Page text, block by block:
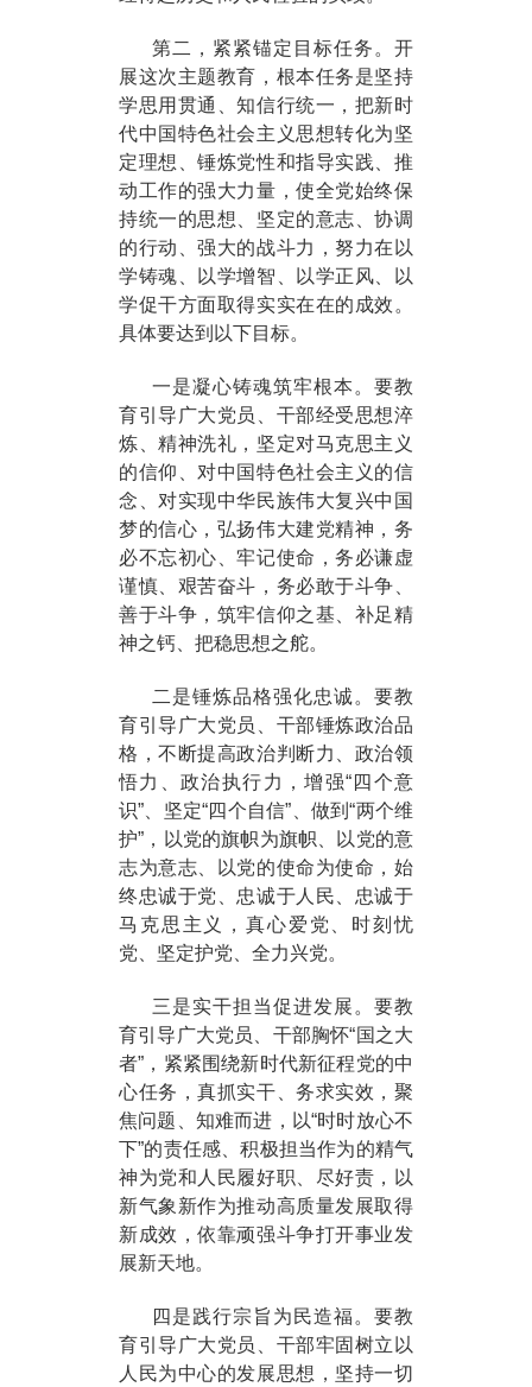
第二，紧紧锚定目标任务。开
展这次主题教育，根本任务是坚持
学思用贯通、知信行统一，把新时
代中国特色社会主义思想转化为坚
定理想、锤炼党性和指导实践、推
动工作的强大力量，使全党始终保
持统一的思想、坚定的意志、协调
的行动、强大的战斗力，努力在以
学铸魂、以学增智、以学正风、以
学促干方面取得实实在在的成效。
具体要达到以下目标。
一是凝心铸魂筑牢根本。要教
育引导广大党员、干部经受思想淬
炼、精神洗礼，坚定对马克思主义
的信仰、对中国特色社会主义的信
念、对实现中华民族伟大复兴中国
梦的信心，弘扬伟大建党精神，务
必不忘初心、牢记使命，务必谦虚
谨慎、艰苦奋斗，务必敢于斗争、
善于斗争，筑牢信仰之基、补足精
神之钙、把稳思想之舵。
二是锤炼品格强化忠诚。要教
育引导广大党员、干部锤炼政治品
格，不断提高政治判断力、政治领
悟力、政治执行力，增强“四个意
识”、坚定“四个自信”、做到“两个维
护”，以党的旗帜为旗帜、以党的意
志为意志、以党的使命为使命，始
终忠诚于党、忠诚于人民、忠诚于
马克思主义，真心爱党、时刻忧
党、坚定护党、全力兴党。
三是实干担当促进发展。要教
育引导广大党员、干部胸怀“国之大
者”，紧紧围绕新时代新征程党的中
心任务，真抓实干、务求实效，聚
焦问题、知难而进，以“时时放心不
下”的责任感、积极担当作为的精气
神为党和人民履好职、尽好责，以
新气象新作为推动高质量发展取得
新成效，依靠顽强斗争打开事业发
展新天地。
四是践行宗旨为民造福。要教
育引导广大党员、干部牢固树立以
人民为中心的发展思想，坚持一切